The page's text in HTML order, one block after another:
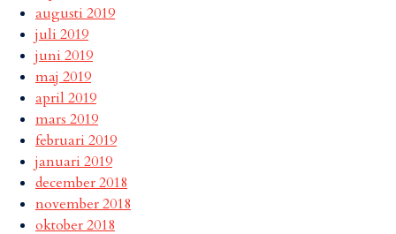
augusti 2019
juli 2019
juni 2019
maj 2019
april 2019
mars 2019
februari 2019
januari 2019
december 2018
november 2018
oktober 2018